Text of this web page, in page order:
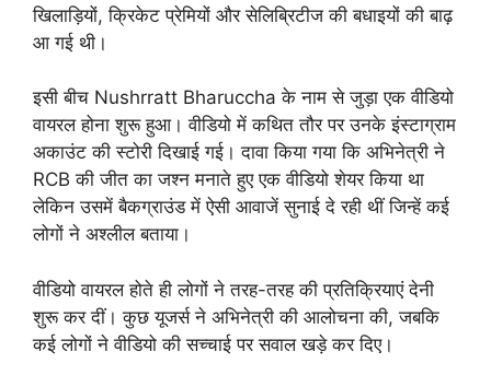
खिलाड़ियों, क्रिकेट प्रेमियों और सेलिब्रिटीज की बधाइयों की बाढ़
आ गई थी।
इसी बीच Nushrratt Bharuccha के नाम से जुड़ा एक वीडियो
वायरल होना शुरू हुआ। वीडियो में कथित तौर पर उनके इंस्टाग्राम
अकाउंट की स्टोरी दिखाई गई। दावा किया गया कि अभिनेत्री ने
RCB की जीत का जश्न मनाते हुए एक वीडियो शेयर किया था
लेकिन उसमें बैकग्राउंड में ऐसी आवाजें सुनाई दे रही थीं जिन्हें कई
लोगों ने अश्लील बताया।
वीडियो वायरल होते ही लोगों ने तरह-तरह की प्रतिक्रियाएं देनी
शुरू कर दीं। कुछ यूजर्स ने अभिनेत्री की आलोचना की, जबकि
कई लोगों ने वीडियो की सच्चाई पर सवाल खड़े कर दिए।